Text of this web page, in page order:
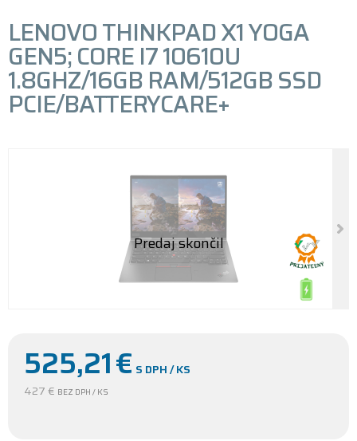
LENOVO THINKPAD X1 YOGA
GEN5; CORE I7 10610U
1.8GHZ/16GB RAM/512GB SSD
PCIE/BATTERYCARE+
525,21€ S DPH / KS
427 € BEZ DPH / KS